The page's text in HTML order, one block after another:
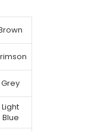
Grey
Light
Blue